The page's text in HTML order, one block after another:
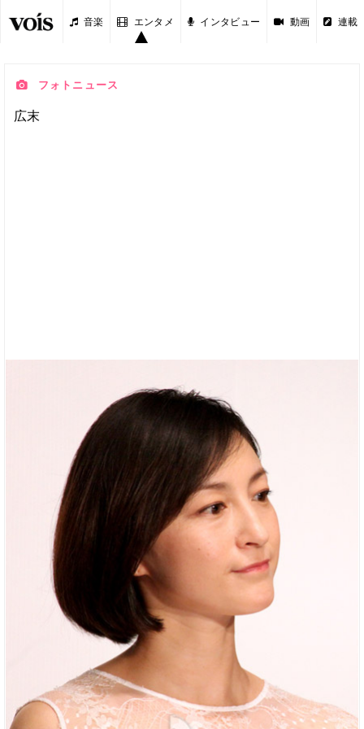
音楽 エンタメ インタビュー 動画 連載
フォトニュース
広末